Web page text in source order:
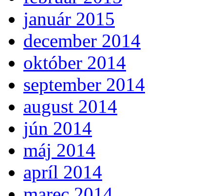
január 2015
december 2014
október 2014
september 2014
august 2014
jún 2014
máj 2014
apríl 2014